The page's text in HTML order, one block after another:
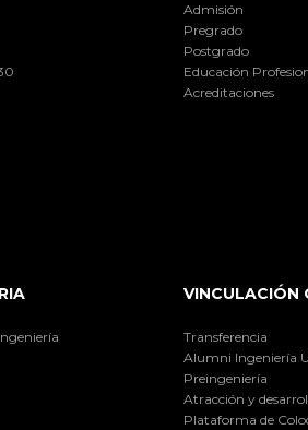
Admisión
Pregrado
Postgrado
Educación
Acreditaciones
VINCULACIÓN
Transferencia
Alumni Ingeniería
Preingeniería
Atracción y
Plataforma de